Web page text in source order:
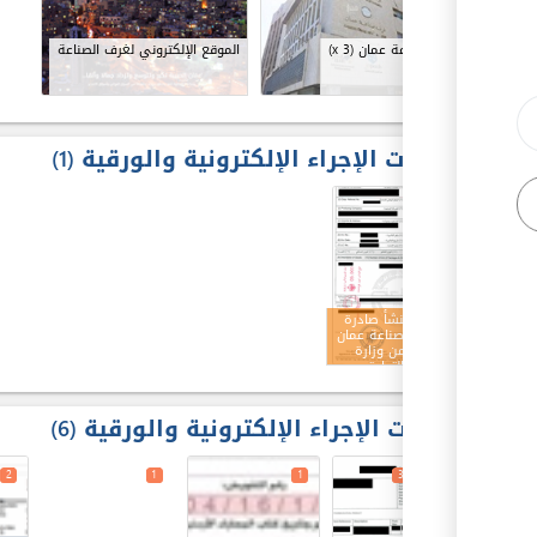
غرفة صناعة عمان(x 3) الموقع الإلكتروني لغرف الصناعة
مخرجات الإجراء الإلكترونية والورقية 1
شهادة منشأ صادرة
من غرفة صناعة عمان
ومصدقة من وزارة
الصناعة والتجارة
مدخلات الإجراء الإلكترونية والورقية 6
3
1
1
2